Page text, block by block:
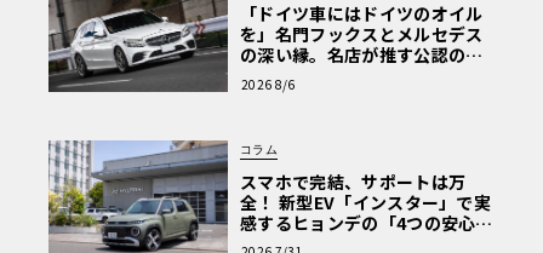
「ドイツ車にはドイツのオイル
を」名門フックスとメルセデス
の深い縁。名店が推す公認の安
心と、Cクラスで味わうシルキー
な走り〈PR〉
2026 8/6
コラム
スマホで完結、サポートは万
全！ 新型EV「インスター」で実
感するヒョンデの「4つの安心」
【第1回・ヒョンデ6つの疑問：